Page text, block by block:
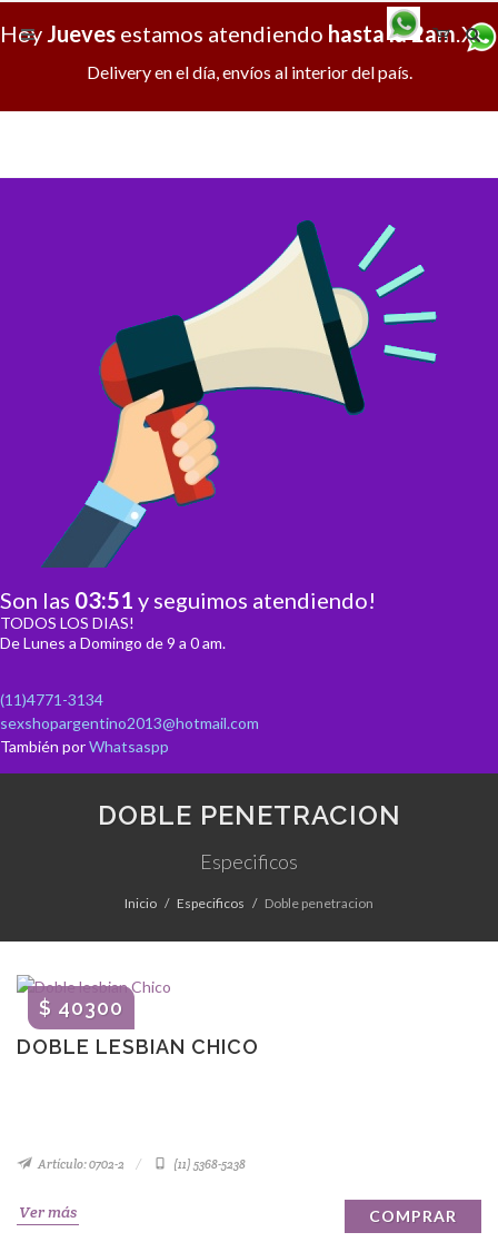
X
Hoy Jueves estamos atendiendo hasta la 2am.
Delivery en el día, envíos al interior del país.
Son las 03:51 y seguimos atendiendo!
TODOS LOS DIAS!
De Lunes a Domingo de 9 a 0 am.
(11)4771-3134
sexshopargentino2013@hotmail.com
También porWhatsaspp
DOBLE PENETRACION
Especificos
Inicio Especificos Doble penetracion
DOBLE LESBIAN CHICO
$ 40300
Artículo: 0702-2 (11) 5368-5238
Ver más COMPRAR